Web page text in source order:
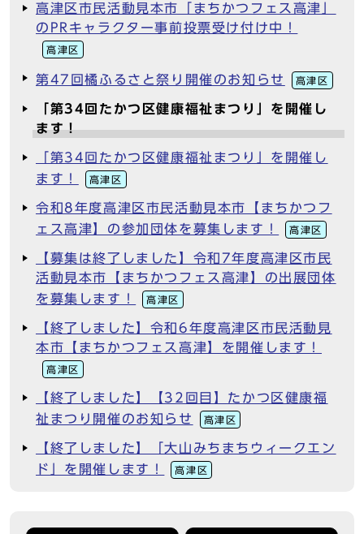
高津区市民活動見本市「まちかつフェス高津」
のPRキャラクター事前投票受け付け中！
高津区
第47回橘ふるさと祭り開催のお知らせ 高津区
「第34回たかつ区健康福祉まつり」を開催し
ます！
「第34回たかつ区健康福祉まつり」を開催し
ます！
高津区
令和8年度高津区市民活動見本市【まちかつフ
ェス高津】の参加団体を募集します！
高津区
【募集は終了しました】令和7年度高津区市民
活動見本市【まちかつフェス高津】の出展団体
を募集します！
高津区
【終了しました】令和6年度高津区市民活動見
本市【まちかつフェス高津】を開催します！
高津区
【終了しました】【32回目】たかつ区健康福
祉まつり開催のお知らせ
高津区
【終了しました】「大山みちまちウィークエン
ド」を開催します！
高津区